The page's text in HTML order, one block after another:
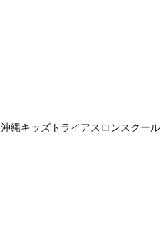
沖縄キッズトライアスロンスクール